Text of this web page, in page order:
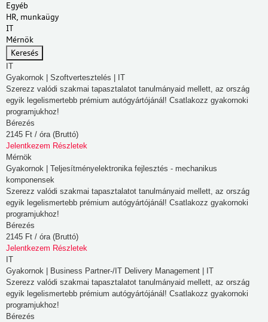
Egyéb
HR, munkaügy
IT
Mérnök
IT
Gyakornok | Szoftvertesztelés | IT
Szerezz valódi szakmai tapasztalatot tanulmányaid mellett, az ország
egyik legelismertebb prémium autógyártójánál! Csatlakozz gyakornoki
programjukhoz!
Bérezés
2145 Ft / óra (Bruttó)
Jelentkezem Részletek
Mérnök
Gyakornok | Teljesítményelektronika fejlesztés - mechanikus
komponensek
Szerezz valódi szakmai tapasztalatot tanulmányaid mellett, az ország
egyik legelismertebb prémium autógyártójánál! Csatlakozz gyakornoki
programjukhoz!
Bérezés
2145 Ft / óra (Bruttó)
Jelentkezem Részletek
IT
Gyakornok | Business Partner-/IT Delivery Management | IT
Szerezz valódi szakmai tapasztalatot tanulmányaid mellett, az ország
egyik legelismertebb prémium autógyártójánál! Csatlakozz gyakornoki
programjukhoz!
Bérezés
Cookie
beállítások
Az ön adatvédelme
Működéshez szükséges sütik
Statisztika készítéshez
szükséges sütik
Marketinghez szükséges sütik
Bővebb információk
Az ön
adatvédelme
Amikor
ellátogat
egy
weboldalra,
az
információkat
tárolhat
vagy